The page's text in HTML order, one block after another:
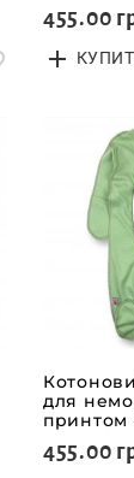
455.00
для
принтом
455.00